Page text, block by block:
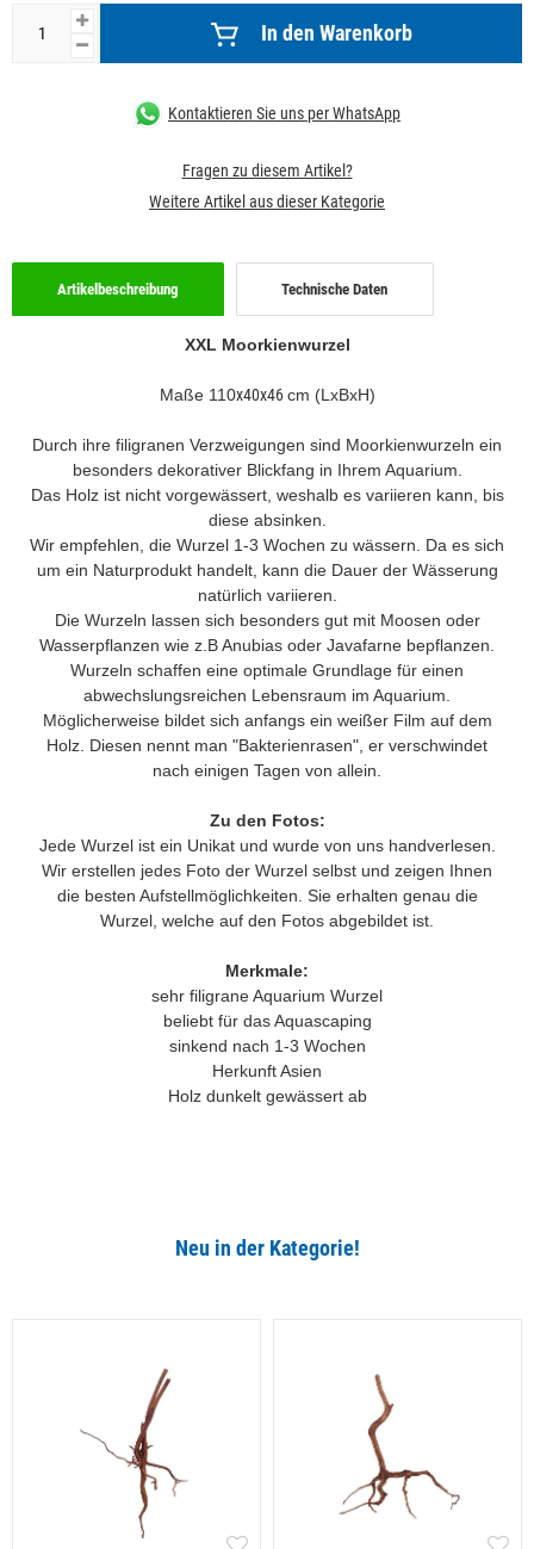
In den Warenkorb
Kontaktieren Sie uns per WhatsApp
Fragen zu diesem Artikel?
Weitere Artikel aus dieser Kategorie
Artikelbeschreibung Technische Daten
XXL Moorkienwurzel
Maße 110x40x46cm (LxBxH)
Durch ihre filigranen Verzweigungen sind Moorkienwurzeln ein
besonders dekorativer Blickfang in Ihrem Aquarium.
Das Holz ist nicht vorgewässert, weshalb es variieren kann, bis
diese absinken.
Wir empfehlen, die Wurzel 1-3 Wochen zu wässern. Da es sich
um ein Naturprodukt handelt, kann die Dauer der Wässerung
natürlich variieren.
Die Wurzeln lassen sich besonders gut mit Moosen oder
Wasserpflanzen wie z.B Anubias oder Javafarne bepflanzen.
Wurzeln schaffen eine optimale Grundlage für einen
abwechslungsreichen Lebensraum im Aquarium.
Möglicherweise bildet sich anfangs ein weißer Film auf dem
Holz. Diesen nennt man "Bakterienrasen", er verschwindet
nach einigen Tagen von allein.
Zu den Fotos:
Jede Wurzel ist ein Unikat und wurde von uns handverlesen.
Wir erstellen jedes Foto der Wurzel selbst und zeigen Ihnen
die besten Aufstellmöglichkeiten. Sie erhalten genau die
Wurzel, welche auf den Fotos abgebildet ist.
Merkmale:
sehr filigrane Aquarium Wurzel
beliebt für das Aquascaping
sinkend nach 1-3 Wochen
Herkunft Asien
Holz dunkelt gewässert ab
Neu in der Kategorie!